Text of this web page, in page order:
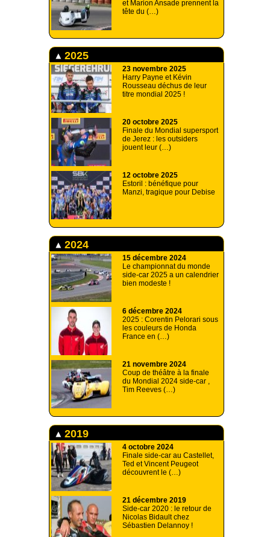
et Marion Ansade prennent la
tête du (…)
2025
23 novembre 2025
Harry Payne et Kévin
Rousseau déchus de leur
titre mondial 2025 !
20 octobre 2025
Finale du Mondial supersport
de Jerez : les outsiders
jouent leur (…)
12 octobre 2025
Estoril : bénéfique pour
Manzi, tragique pour Debise
2024
15 décembre 2024
Le championnat du monde
side-car 2025 a un calendrier
bien modeste !
6 décembre 2024
2025 : Corentin Pelorari sous
les couleurs de Honda
France en (…)
21 novembre 2024
Coup de théâtre à la finale
du Mondial 2024 side-car ,
Tim Reeves (…)
2019
4 octobre 2024
Finale side-car au Castellet,
Ted et Vincent Peugeot
découvrent le (…)
21 décembre 2019
Side-car 2020 : le retour de
Nicolas Bidault chez
Sébastien Delannoy !